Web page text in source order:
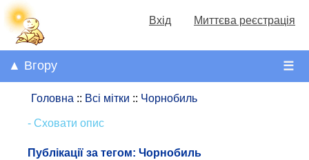
Вхід Миттєва реєстрація
☰
▲ Вгору
Головна :: Всі мітки :: Чорнобиль
- Сховати опис
Публікації за тегом: Чорнобиль